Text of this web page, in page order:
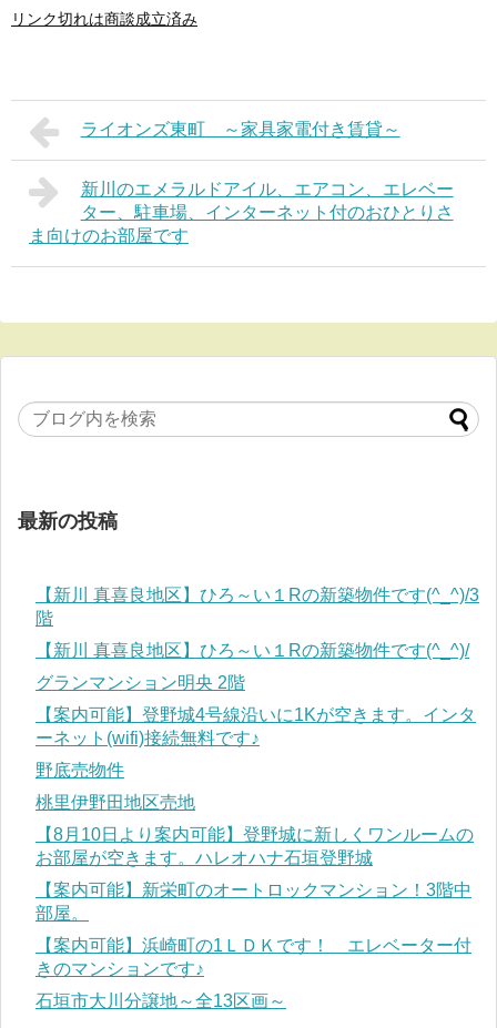
リンク切れは商談成立済み
ライオンズ東町 ～家具家電付き賃貸～
新川のエメラルドアイル、エアコン、エレベー
ター、駐車場、インターネット付のおひとりさ
ま向けのお部屋です
最新の投稿
【新川 真喜良地区】ひろ～い１Rの新築物件です(^_^)/3
階
【新川 真喜良地区】ひろ～い１Rの新築物件です(^_^)/
グランマンション明央 2階
【案内可能】登野城4号線沿いに1Kが空きます。インタ
ーネット(wifi)接続無料です♪
野底売物件
桃里伊野田地区売地
【8月10日より案内可能】登野城に新しくワンルームの
お部屋が空きます。ハレオハナ石垣登野城
【案内可能】新栄町のオートロックマンション！3階中
部屋。
【案内可能】浜崎町の1ＬＤＫです！ エレベーター付
きのマンションです♪
石垣市大川分譲地～全13区画～